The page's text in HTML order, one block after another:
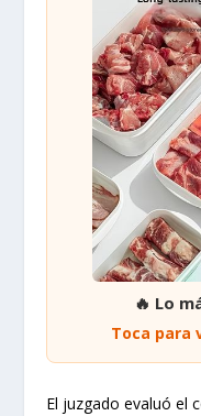
🔥 Lo
Toca para
El juzgado evaluó el